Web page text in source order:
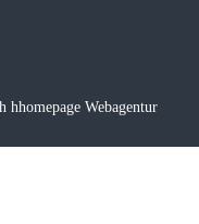
hhomepage Webagentur